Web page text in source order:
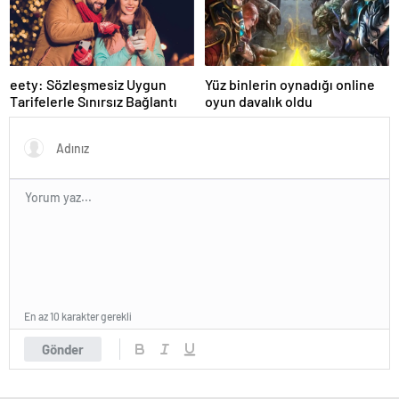
eety: Sözleşmesiz Uygun
Tarifelerle Sınırsız Bağlantı
Yüz binlerin oynadığı online
oyun davalık oldu
Gönder
En az 10 karakter gerekli